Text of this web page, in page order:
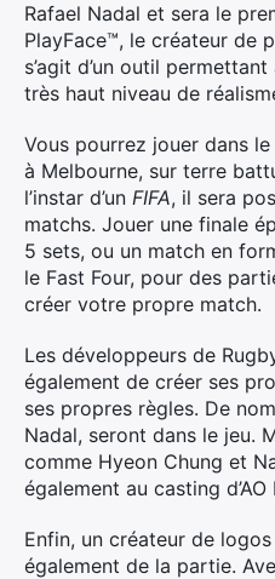
Rafael Nadal et sera le
PlayFace™, le créateur de
s’agit d’un outil
très haut niveau de
Vous pourrez jouer dans
à Melbourne, sur terre
l’instar d’un FIFA, il sera
matchs. Jouer une finale
5 sets, ou un match en
le Fast Four, pour des
créer votre propre match.
Les développeurs de
également de créer ses
ses propres règles. De
Nadal, seront dans le jeu.
comme Hyeon Chung et
également au casting
Enfin, un créateur de
également de la partie.